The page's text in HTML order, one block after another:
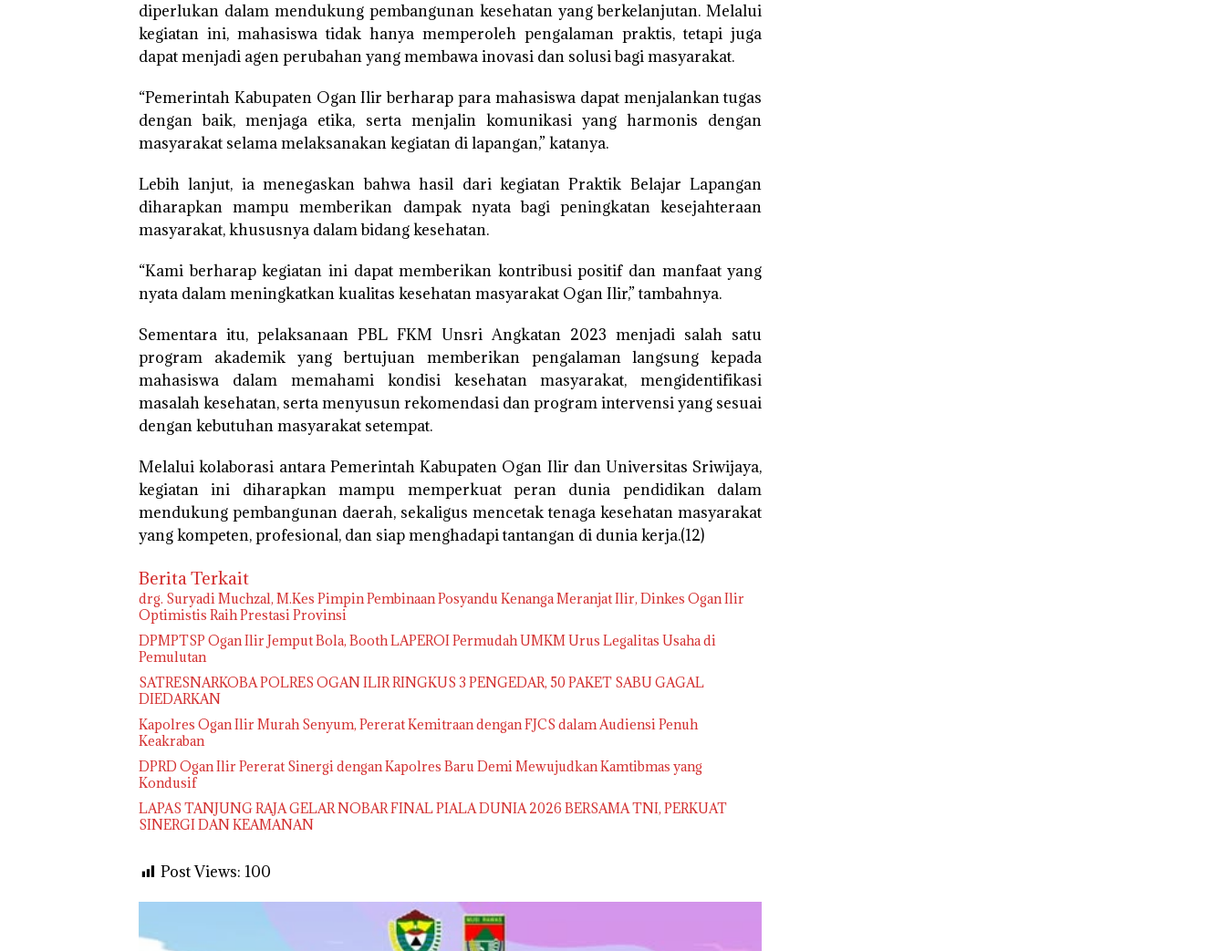
diperlukan dalam mendukung pembangunan kesehatan yang berkelanjutan. Melalui
kegiatan ini, mahasiswa tidak hanya memperoleh pengalaman praktis, tetapi juga
dapat menjadi agen perubahan yang membawa inovasi dan solusi bagi masyarakat.
“Pemerintah Kabupaten Ogan Ilir berharap para mahasiswa dapat menjalankan tugas
dengan baik, menjaga etika, serta menjalin komunikasi yang harmonis dengan
masyarakat selama melaksanakan kegiatan di lapangan,” katanya.
Lebih lanjut, ia menegaskan bahwa hasil dari kegiatan Praktik Belajar Lapangan
diharapkan mampu memberikan dampak nyata bagi peningkatan kesejahteraan
masyarakat, khususnya dalam bidang kesehatan.
“Kami berharap kegiatan ini dapat memberikan kontribusi positif dan manfaat yang
nyata dalam meningkatkan kualitas kesehatan masyarakat Ogan Ilir,” tambahnya.
Sementara itu, pelaksanaan PBL FKM Unsri Angkatan 2023 menjadi salah satu
program akademik yang bertujuan memberikan pengalaman langsung kepada
mahasiswa dalam memahami kondisi kesehatan masyarakat, mengidentifikasi
masalah kesehatan, serta menyusun rekomendasi dan program intervensi yang sesuai
dengan kebutuhan masyarakat setempat.
Melalui kolaborasi antara Pemerintah Kabupaten Ogan Ilir dan Universitas Sriwijaya,
kegiatan ini diharapkan mampu memperkuat peran dunia pendidikan dalam
mendukung pembangunan daerah, sekaligus mencetak tenaga kesehatan masyarakat
yang kompeten, profesional, dan siap menghadapi tantangan di dunia kerja.(12)
Berita Terkait
drg. Suryadi Muchzal, M.Kes Pimpin Pembinaan Posyandu Kenanga Meranjat Ilir, Dinkes Ogan Ilir
Optimistis Raih Prestasi Provinsi
DPMPTSP Ogan Ilir Jemput Bola, Booth LAPEROI Permudah UMKM Urus Legalitas Usaha di
Pemulutan
SATRESNARKOBA POLRES OGAN ILIR RINGKUS 3 PENGEDAR, 50 PAKET SABU GAGAL
DIEDARKAN
Kapolres Ogan Ilir Murah Senyum, Pererat Kemitraan dengan FJCS dalam Audiensi Penuh
Keakraban
DPRD Ogan Ilir Pererat Sinergi dengan Kapolres Baru Demi Mewujudkan Kamtibmas yang
Kondusif
LAPAS TANJUNG RAJA GELAR NOBAR FINAL PIALA DUNIA 2026 BERSAMA TNI, PERKUAT
SINERGI DAN KEAMANAN
Post Views: 100